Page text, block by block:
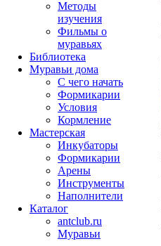
Методы
изучения
Фильмы о
муравьях
Библиотека
Муравьи дома
С чего начать
Формикарии
Условия
Кормление
Мастерская
Инкубаторы
Формикарии
Арены
Инструменты
Наполнители
Каталог
antclub.ru
Муравьи